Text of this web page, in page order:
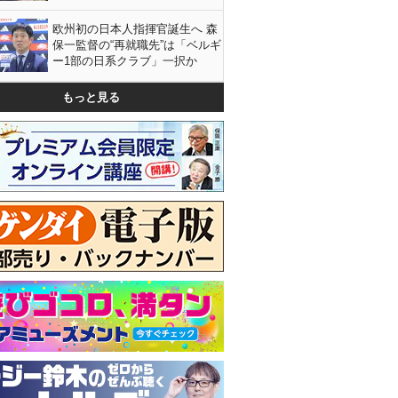
欧州初の日本人指揮官誕生へ 森
保一監督の“再就職先”は「ベルギ
ー1部の日系クラブ」一択か
もっと見る